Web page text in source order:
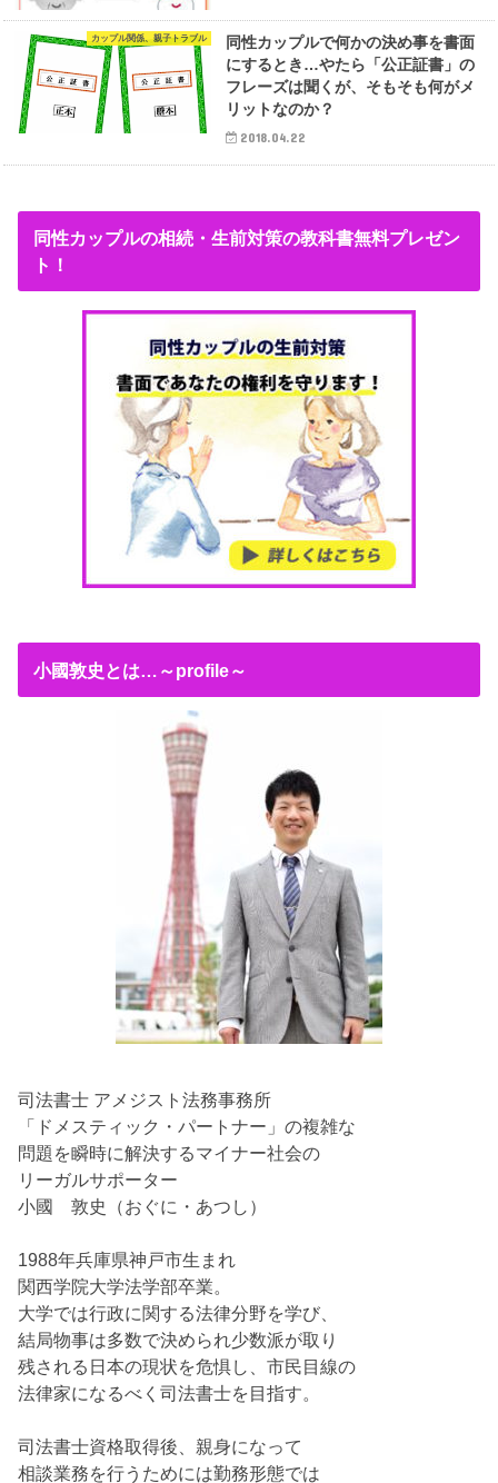
カップル関係、親子トラブル
同性カップルで何かの決め事を書面
にするとき…やたら「公正証書」の
フレーズは聞くが、そもそも何がメ
リットなのか？
2018.04.22
同性カップルの相続・生前対策の教科書無料プレゼン
ト！
小國敦史とは…～profile～
司法書士 アメジスト法務事務所
「ドメスティック・パートナー」の複雑な
問題を瞬時に解決するマイナー社会の
リーガルサポーター
小國 敦史（おぐに・あつし）
1988年兵庫県神戸市生まれ
関西学院大学法学部卒業。
大学では行政に関する法律分野を学び、
結局物事は多数で決められ少数派が取り
残される日本の現状を危惧し、市民目線の
法律家になるべく司法書士を目指す。
司法書士資格取得後、親身になって
相談業務を行うためには勤務形態では